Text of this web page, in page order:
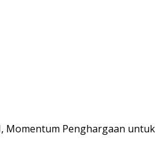
Momentum Penghargaan untuk